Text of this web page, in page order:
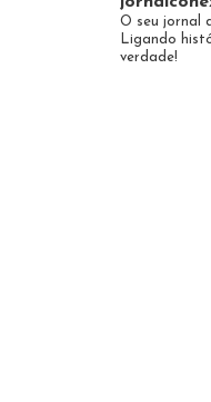
O seu jornal
Ligando
verdade!